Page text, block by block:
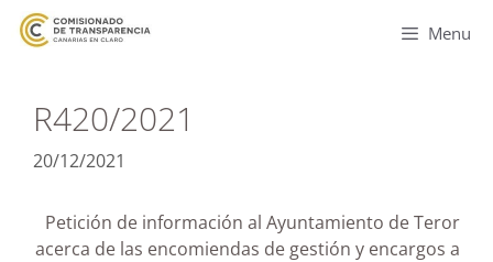
Menu
R420/2021
20/12/2021
Petición de información al Ayuntamiento de Teror
acerca de las encomiendas de gestión y encargos a